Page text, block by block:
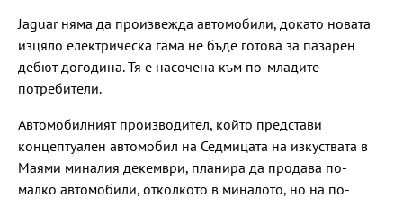
Jaguar няма да произвежда автомобили, докато новата
изцяло електрическа гама не бъде готова за пазарен
дебют догодина. Тя е насочена към по-младите
потребители.
Автомобилният производител, който представи
концептуален автомобил на Седмицата на изкуствата в
Маями миналия декември, планира да продава по-
малко автомобили, отколкото в миналото, но на по-